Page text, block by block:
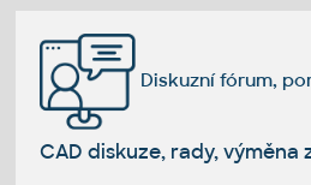
Diskuzní fórum,
CAD diskuze, rady, výměna